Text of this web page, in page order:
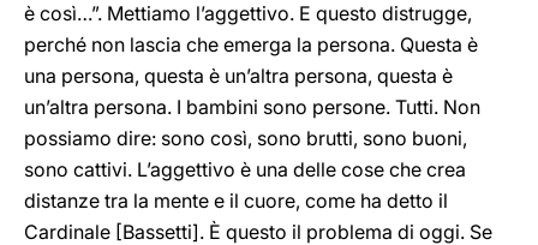
è così…”. Mettiamo l’aggettivo. E questo distrugge,
perché non lascia che emerga la persona. Questa è
una persona, questa è un’altra persona, questa è
un’altra persona. I bambini sono persone. Tutti. Non
possiamo dire: sono così, sono brutti, sono buoni,
sono cattivi. L’aggettivo è una delle cose che crea
distanze tra la mente e il cuore, come ha detto il
Cardinale [Bassetti]. È questo il problema di oggi. Se